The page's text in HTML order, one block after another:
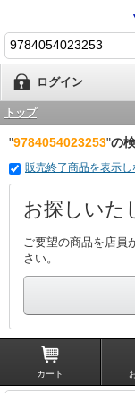
ログイン
トップ
"9784054023253"の
販売終了商品を表示し
お探しいた
ご要望の商品を店員
さい。
カート